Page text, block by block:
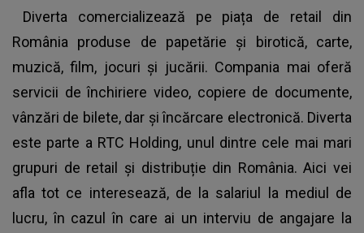
Diverta comercializează pe piața de retail din
România produse de papetărie și birotică, carte,
muzică, film, jocuri și jucării. Compania mai oferă
servicii de închiriere video, copiere de documente,
vânzări de bilete, dar și încărcare electronică. Diverta
este parte a RTC Holding, unul dintre cele mai mari
grupuri de retail și distribuție din România. Aici vei
afla tot ce interesează, de la salariul la mediul de
lucru, în cazul în care ai un interviu de angajare la